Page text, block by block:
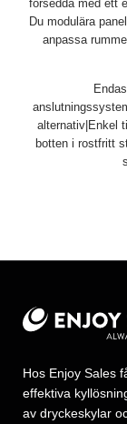
försedda med ett
Du modulära
anpassa
alternativ|Enkel
botten i rostfritt
Hos Enjoy Sales
effektiva
av dryckeskylar